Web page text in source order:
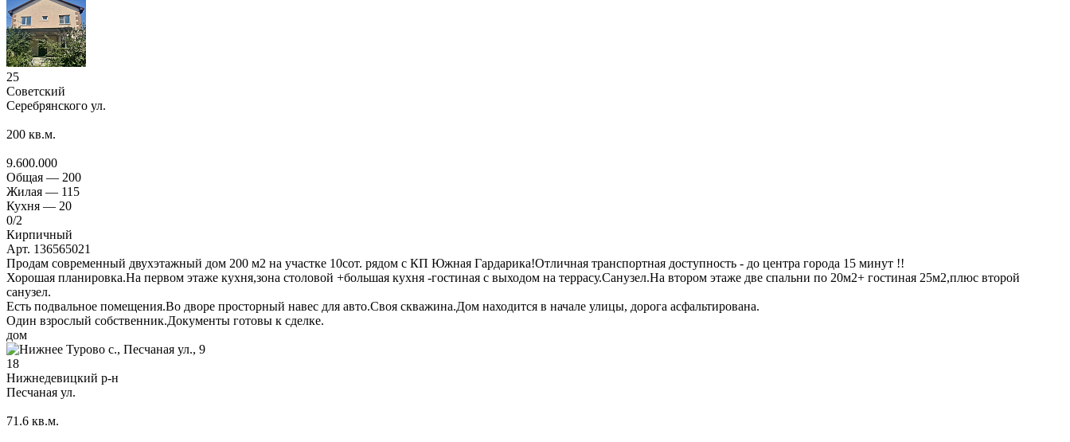
25
Советский
Серебрянского ул.
200 кв.м.
9.600.000
Общая — 200
Жилая — 115
Кухня — 20
0/2
Кирпичный
Арт. 136565021
Продам современный двухэтажный дом 200 м2 на участке 10сот. рядом с КП Южная Гардарика!Отличная транспортная доступность - до центра города 15 минут !!
Хорошая планировка.На первом этаже кухня,зона столовой +большая кухня -гостиная с выходом на террасу.Санузел.На втором этаже две спальни по 20м2+ гостиная 25м2,плюс второй
санузел.
Есть подвальное помещения.Во дворе просторный навес для авто.Своя скважина.Дом находится в начале улицы, дорога асфальтирована.
Один взрослый собственник.Документы готовы к сделке.
дом
18
Нижнедевицкий р-н
Песчаная ул.
71.6 кв.м.